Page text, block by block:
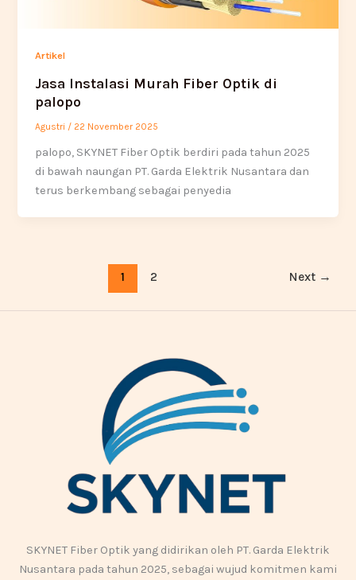
Artikel
Jasa Instalasi Murah Fiber Optik di
palopo
Agustri / 22 November 2025
palopo, SKYNET Fiber Optik berdiri pada tahun 2025
di bawah naungan PT. Garda Elektrik Nusantara dan
terus berkembang sebagai penyedia
1 2 Next →
SKYNET Fiber Optik yang didirikan oleh PT. Garda Elektrik
Nusantara pada tahun 2025, sebagai wujud komitmen kami